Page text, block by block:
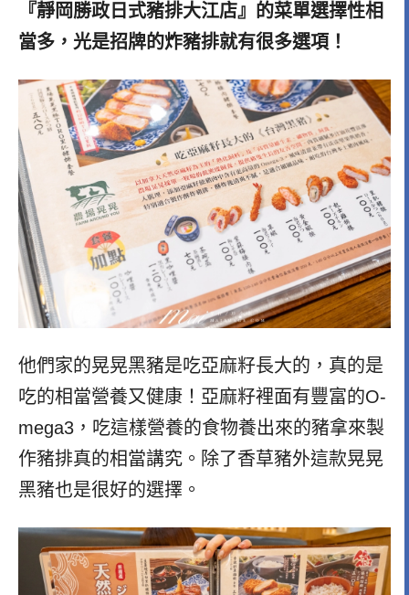
『靜岡勝政日式豬排大江店』的菜單選擇性相
當多，光是招牌的炸豬排就有很多選項！
他們家的晃晃黑豬是吃亞麻籽長大的，真的是
吃的相當營養又健康！亞麻籽裡面有豐富的O-
mega3，吃這樣營養的食物養出來的豬拿來製
作豬排真的相當講究。除了香草豬外這款晃晃
黑豬也是很好的選擇。